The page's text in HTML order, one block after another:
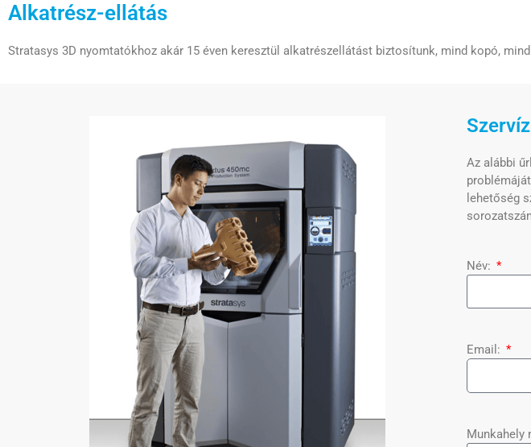
Alkatrész-ellátás
Stratasys 3D nyomtatókhoz akár 15 éven keresztül alkatrészellátást biztosítunk, mind kopó,
Az alábbi
lehetőség
Név:
Email:
Munkahely